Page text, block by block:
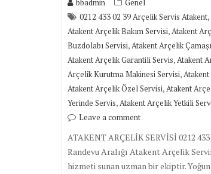
bbadmin
Genel
0212 433 02 39 Arçelik Servis Atakent,
Atakent Arçelik Bakım Servisi,Atakent
Buzdolabı Servisi,Atakent Arçelik
Atakent Arçelik Garantili Servis,Atakent
Arçelik Kurutma Makinesi Servisi,
Atakent Arçelik Özel Servisi,Atakent
Yerinde Servis,Atakent Arçelik Yetkili
Leave a comment
ATAKENT ARÇELİK SERVİSİ 0212
Randevu Aralığı Atakent Arçelik
hizmeti sunan uzman bir ekiptir.